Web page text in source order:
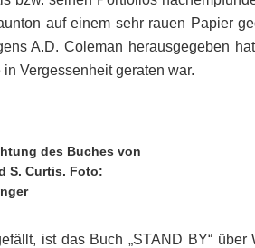
auf einem sehr rauen Papier
A.D. Coleman herausgegeben
Vergessenheit geraten war.
des Buches von
S. Curtis. Foto:
ist das Buch „STAND BY“ über